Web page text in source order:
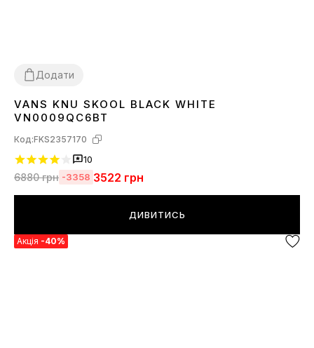
Додати
3637 3839 40 414243 44 45
VANS KNU SKOOL BLACK WHITE
VN0009QC6BT
Код:FKS2357170
10
6880грн -3358 3522 грн
ДИВИТИСЬ
Акція -40%